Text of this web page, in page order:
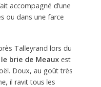
accompagné d’une
ou dans une farce
Talleyrand lors du
le brie de Meauxest
Doux, au goût très
il ravit tous les